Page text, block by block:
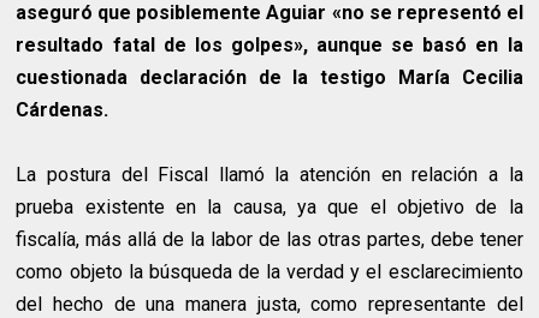
aseguró que posiblemente Aguiar «no se representó el
resultado fatal de los golpes», aunque se basó en la
cuestionada declaración de la testigo María Cecilia
Cárdenas.
La postura del Fiscal llamó la atención en relación a la
prueba existente en la causa, ya que el objetivo de la
fiscalía, más allá de la labor de las otras partes, debe tener
como objeto la búsqueda de la verdad y el esclarecimiento
del hecho de una manera justa, como representante del